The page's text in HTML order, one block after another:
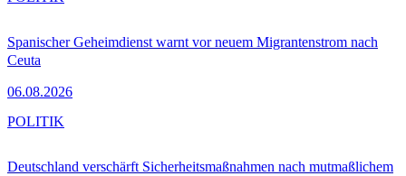
Spanischer Geheimdienst warnt vor neuem Migrantenstrom nach
Ceuta
06.08.2026
Deutschland verschärft Sicherheitsmaßnahmen nach mutmaßlichem
POLITIK